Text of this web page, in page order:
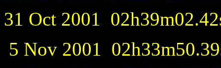
31 Oct 2001
5 Nov 2001